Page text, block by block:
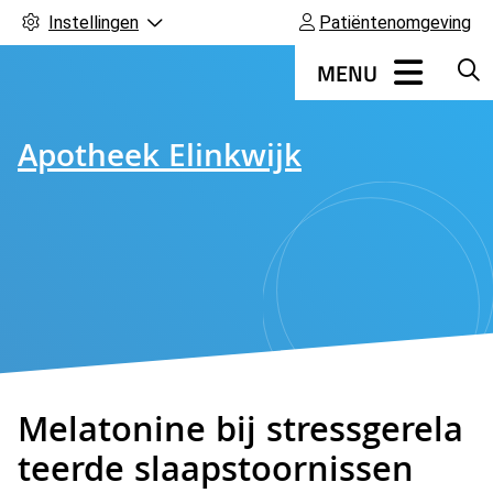
Instellingen Patiëntenomgeving
Apotheek Elinkwijk
Hoofdmenu
MENU
Melatonine bij stressgerela
teerde slaapstoornissen